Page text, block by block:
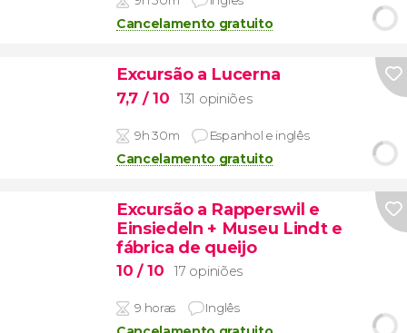
Cancelamento gratuito
Excursão a Lucerna
7,7 / 10 131 opiniões
9h 30m Espanhol e inglês
Cancelamento gratuito
Excursão a Rapperswil e
Einsiedeln + Museu Lindt e
fábrica de queijo
10 / 10 17 opiniões
9 horas Inglês